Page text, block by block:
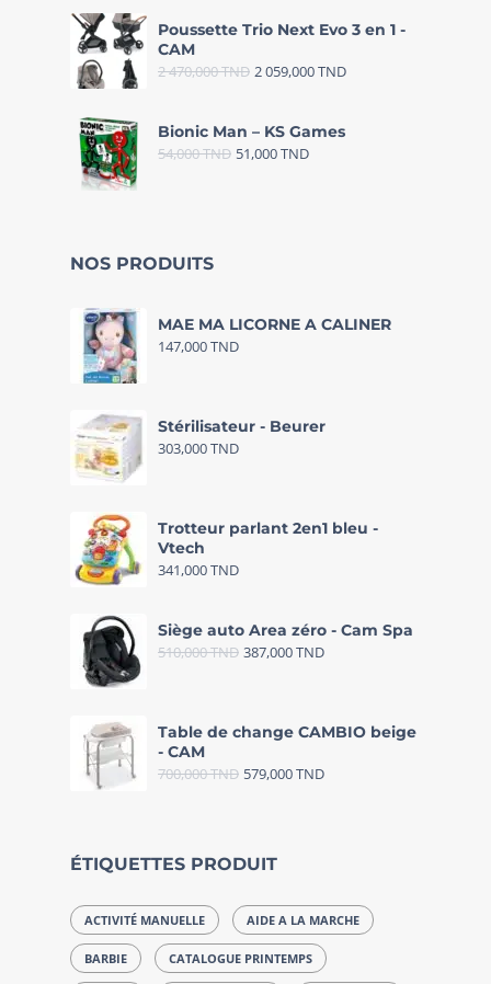
Poussette Trio Next Evo 3 en 1 -
CAM
2 470,000TND 2 059,000TND
Bionic Man – KS Games
54,000TND 51,000TND
NOS PRODUITS
MAE MA LICORNE A CALINER
147,000TND
Stérilisateur - Beurer
303,000TND
Trotteur parlant 2en1 bleu -
Vtech
341,000TND
Siège auto Area zéro - Cam Spa
510,000TND 387,000TND
Table de change CAMBIO beige
- CAM
700,000TND 579,000TND
ÉTIQUETTES PRODUIT
ACTIVITÉ MANUELLE AIDE A LA MARCHE
BARBIE CATALOGUE PRINTEMPS